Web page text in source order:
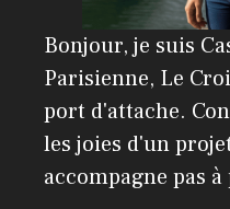
Bonjour, je suis
Parisienne, Le
port d'attache.
les joies d'un
accompagne pas à